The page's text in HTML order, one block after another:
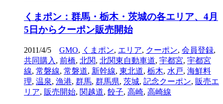
くまポン：群馬・栃木・茨城の各エリア、4月
5日からクーポン販売開始
2011/4/5 GMO, くまポン, エリア, クーポン, 会員登録,
共同購入 , 前橋, 北関, 北関東自動車道, 宇都宮, 宇都宮
線, 常磐線, 常磐道, 新幹線, 東北道, 栃木, 水戸, 海鮮料
理, 温泉, 漁港, 群馬, 群馬県, 茨城, 記念クーポン, 販売エ
リア, 販売開始, 関越道, 餃子, 高崎, 高崎線